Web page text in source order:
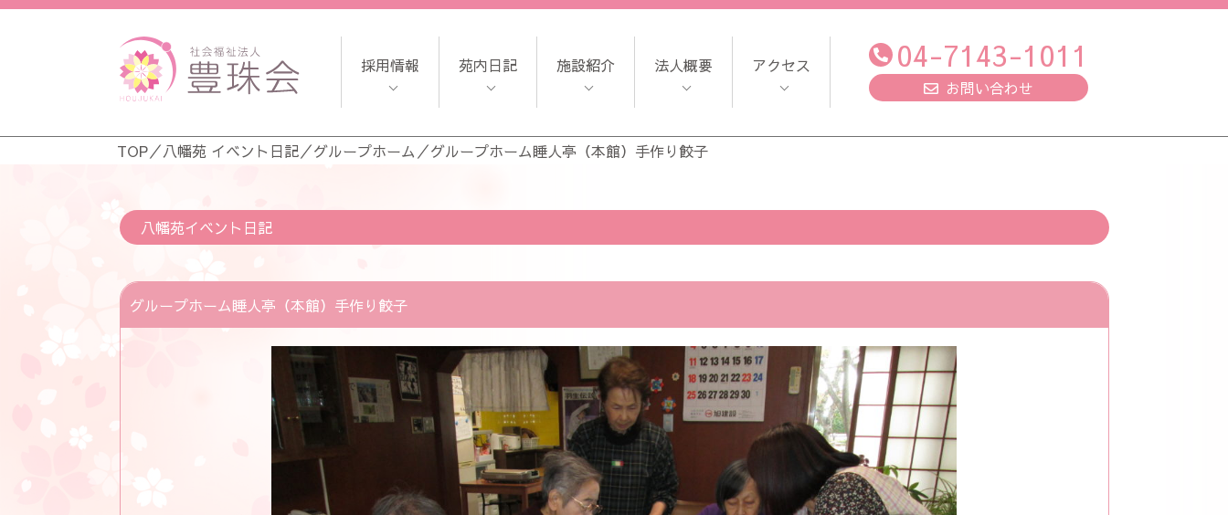
採用情報 苑内日記 施設紹介 法人概要 アクセス 04-7143-1011
お問い合わせ
TOP／八幡苑 イベント日記／グループホーム ／グループホーム睡人亭（本館）手作り餃子
八幡苑イベント日記
グループホーム睡人亭（本館）手作り餃子